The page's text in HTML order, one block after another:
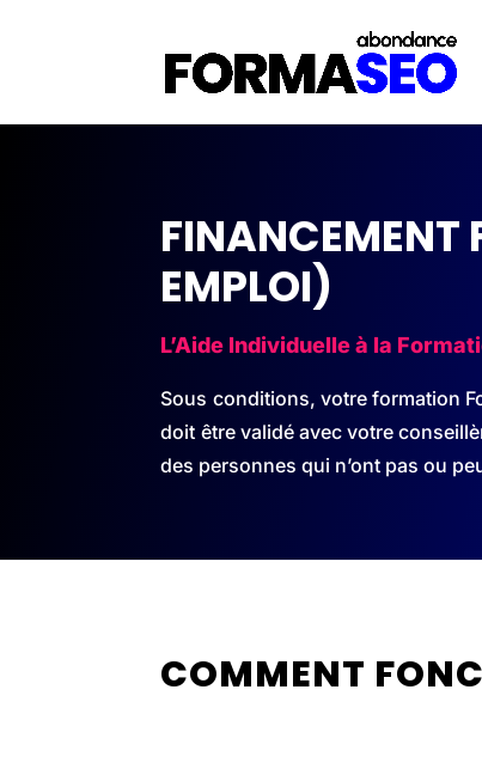
FINANCEMENT
EMPLOI)
L’Aide Individuelle à la
Sous conditions, votre formation
doit être validé avec votre
des personnes qui n’ont pas ou
COMMENT